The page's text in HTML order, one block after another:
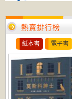
熱賣排行榜
紙本書 電子書